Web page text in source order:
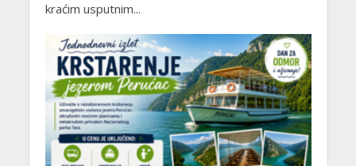
kraćim usputnim...